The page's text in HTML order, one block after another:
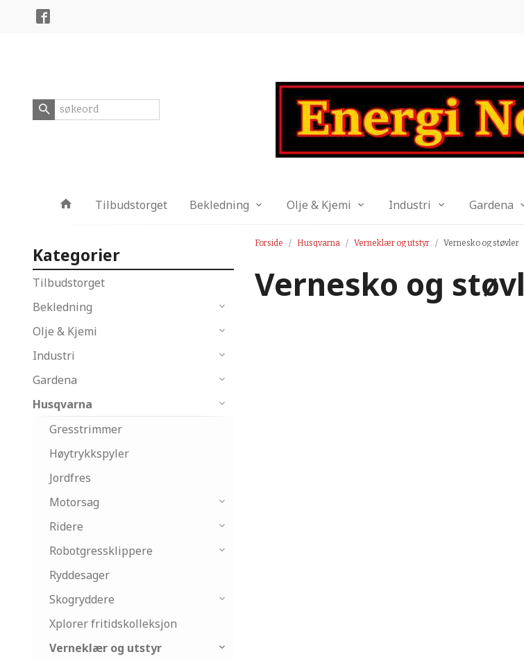
ProdukterTilbudstorget Bekledning Olje & Kjemi Industri Gardena
Kategorier
Tilbudstorget
Bekledning
Olje & Kjemi
Industri
Gardena
Husqvarna
Gresstrimmer
Høytrykkspyler
Jordfres
Motorsag
Ridere
Robotgressklippere
Ryddesager
Skogryddere
Xplorer fritidskolleksjon
Verneklær og utstyr
Forside Husqvarna Verneklær og utstyr Vernesko og støvler
Vernesko og